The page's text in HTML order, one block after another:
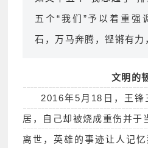
五个“我们”予以着重强
石，万马奔腾，铿锵有力
文明的
2016年5月18日，王锋
居，自己却被烧成重伤并于
离世，英雄的事迹让人记